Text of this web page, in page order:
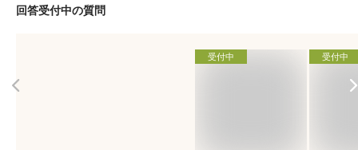
回答受付中の質問
受付中 受付中